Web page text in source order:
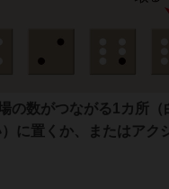
の数がつながる1カ所（
に置くか、またはアク